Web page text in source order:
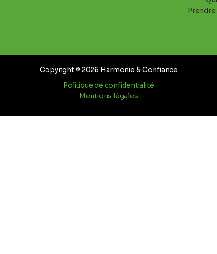
Copyright © 2026 Harmonie & Confiance
Politique de confidentialité
Mentions légales